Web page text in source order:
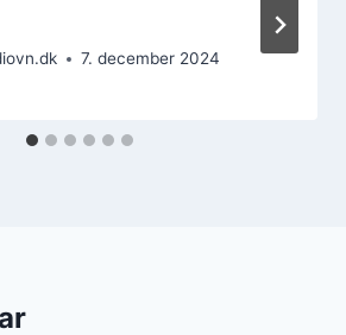
7. december 2024